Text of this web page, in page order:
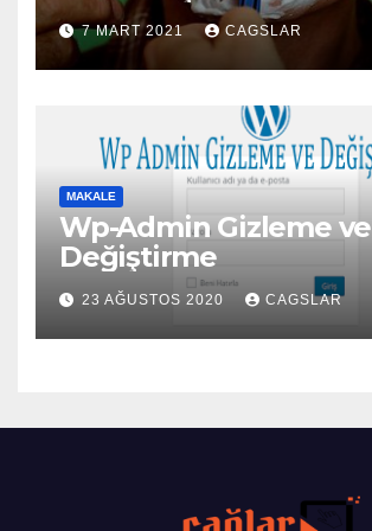
7 MART 2021 CAGSLAR
MAKALE
Wp-Admin Gizleme ve
Değiştirme
23 AĞUSTOS 2020 CAGSLAR